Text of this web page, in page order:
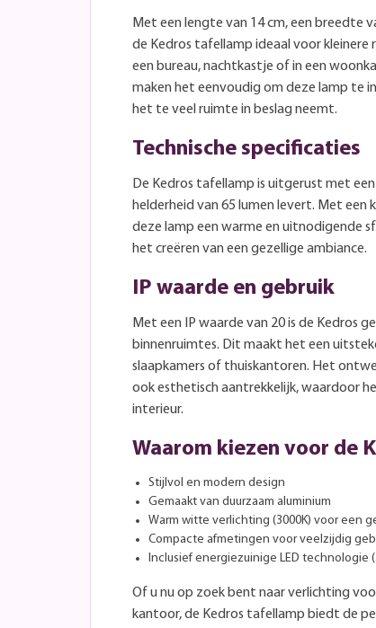
Met een lengte van 14 cm, een breedte
de Kedros tafellamp ideaal voor
een bureau, nachtkastje of in een
maken het eenvoudig om deze lamp te
het te veel ruimte in beslag neemt.
Technische specificaties
De Kedros tafellamp is uitgerust met een
helderheid van 65 lumen levert. Met
deze lamp een warme en uitnodigende
het creëren van een gezellige ambiance.
IP waarde en gebruik
Met een IP waarde van 20 is de Kedros
binnenruimtes. Dit maakt het een
slaapkamers of thuiskantoren. Het
ook esthetisch aantrekkelijk, waardoor
interieur.
Waarom kiezen voor de
Stijlvol en modern design
Gemaakt van duurzaam aluminium
Warm witte verlichting (3000K) voor een
Compacte afmetingen voor veelzijdig
Inclusief energiezuinige LED technologie
Of u nu op zoek bent naar verlichting
kantoor, de Kedros tafellamp biedt de